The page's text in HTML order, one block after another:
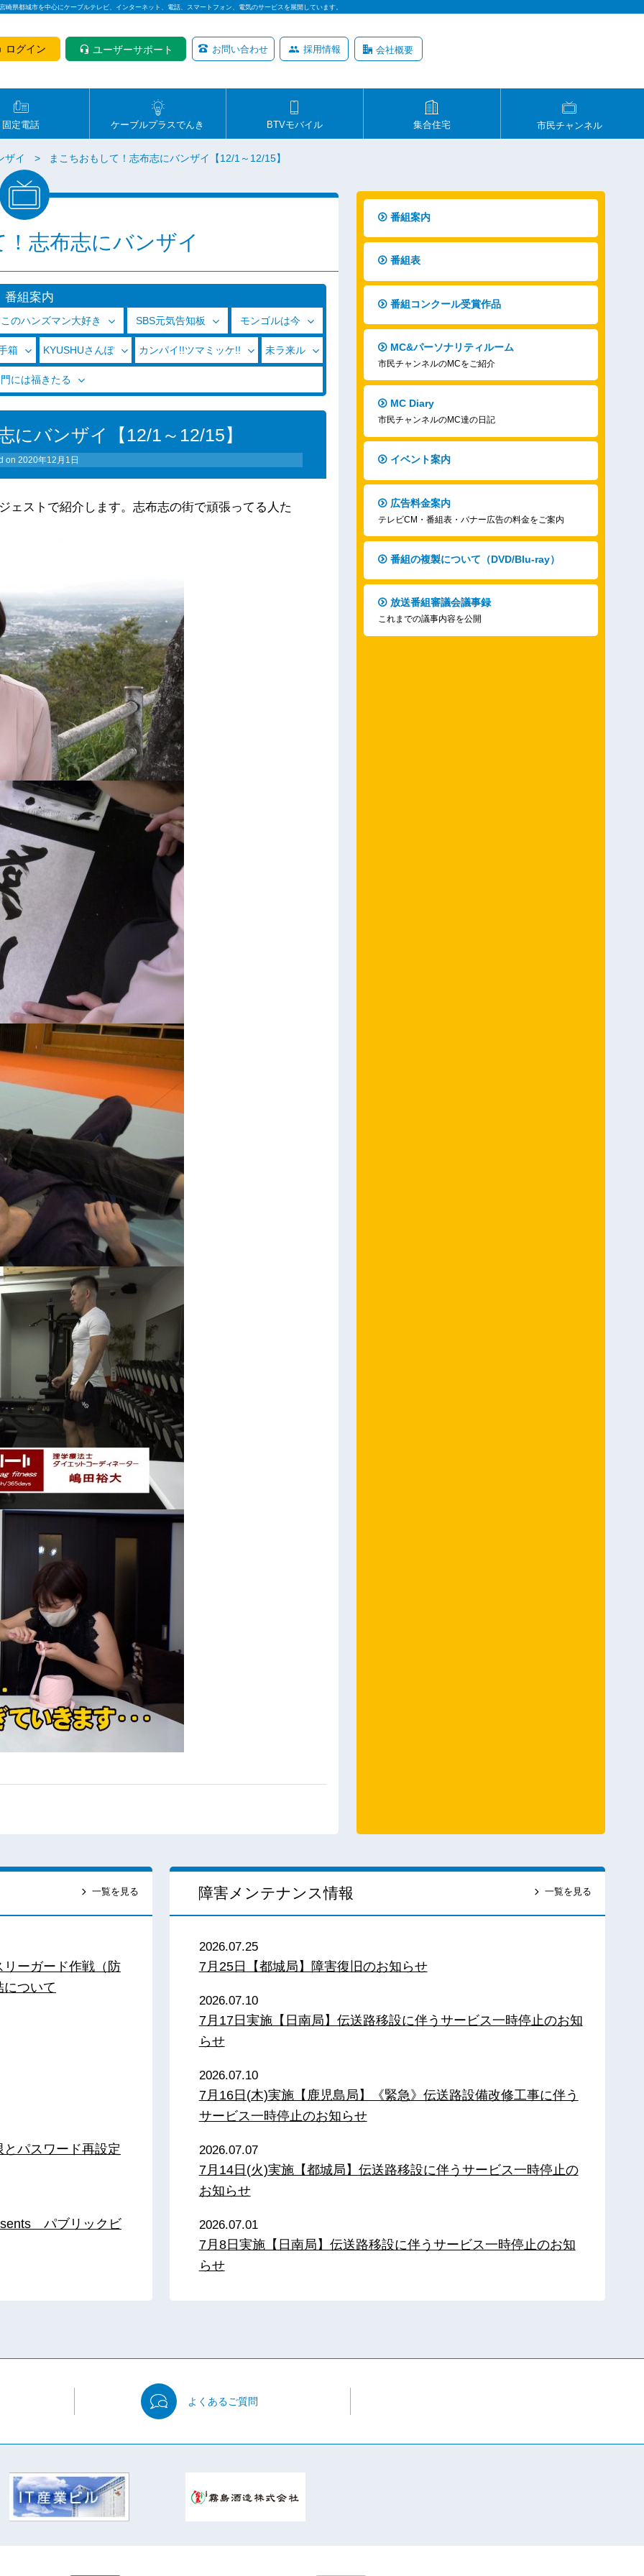
崎県都城市を中心にケーブルテレビ、インターネット、電話、スマートフォン、電気のサービスを展開しています。
ログイン ユーザーサポート お問い合わせ 採用情報 会社概要
固定電話 ケーブルプラスでんき BTVモバイル 集合住宅 市民チャンネル
ザイ まこちおもして！志布志にバンザイ【12/1～12/15】
志布志にバンザイ
番組案内
のハンズマン大好き SBS元気告知板 モンゴルは今
箱 KYUSHUさんぽ カンパイ!!ツマミッケ!! 未ラ来ル
には福きたる
にバンザイ【12/1～12/15】
on2020年12月1日
ェストで紹介します。志布志の街で頑張ってる人た
番組案内
番組表
番組コンクール受賞作品
MC&パーソナリティルーム
市民チャンネルのMCをご紹介
MC Diary
市民チャンネルのMC達の日記
イベント案内
広告料金案内
テレビCM・番組表・バナー広告の料金をご案内
番組の複製について（DVD/Blu-ray）
放送番組審議会議事録
これまでの議事内容を公開
一覧を見る
ーガード作戦（防
ついて
パスワード再設定
パブリックビ
障害メンテナンス情報 一覧を見る
2026.07.25
7月25日【都城局】障害復旧のお知らせ
2026.07.10
7月17日実施【日南局】伝送路移設に伴うサービス一時停止のお知
らせ
2026.07.10
7月16日(木)実施【鹿児島局】《緊急》伝送路設備改修工事に伴う
サービス一時停止のお知らせ
2026.07.07
7月14日(火)実施【都城局】伝送路移設に伴うサービス一時停止の
お知らせ
2026.07.01
7月8日実施【日南局】伝送路移設に伴うサービス一時停止のお知
らせ
よくあるご質問